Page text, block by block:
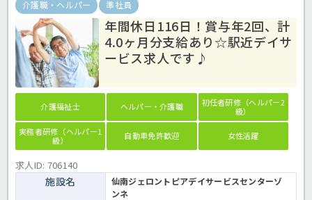
介護職・ヘルパー 準社員
年間休日116日！賞与年2回、計
4.0ヶ月分支給あり☆駅近デイサ
ービス求人です♪
介護福祉士 ヘルパー・介護職
初任者研修（ヘルパー2
級）
実務者研修（ヘルパー1
級）
自動車免許歓迎 女性活躍
求人ID: 706140
施設名
仙南ジェロントピアデイサービスセンターゾ
ンネ